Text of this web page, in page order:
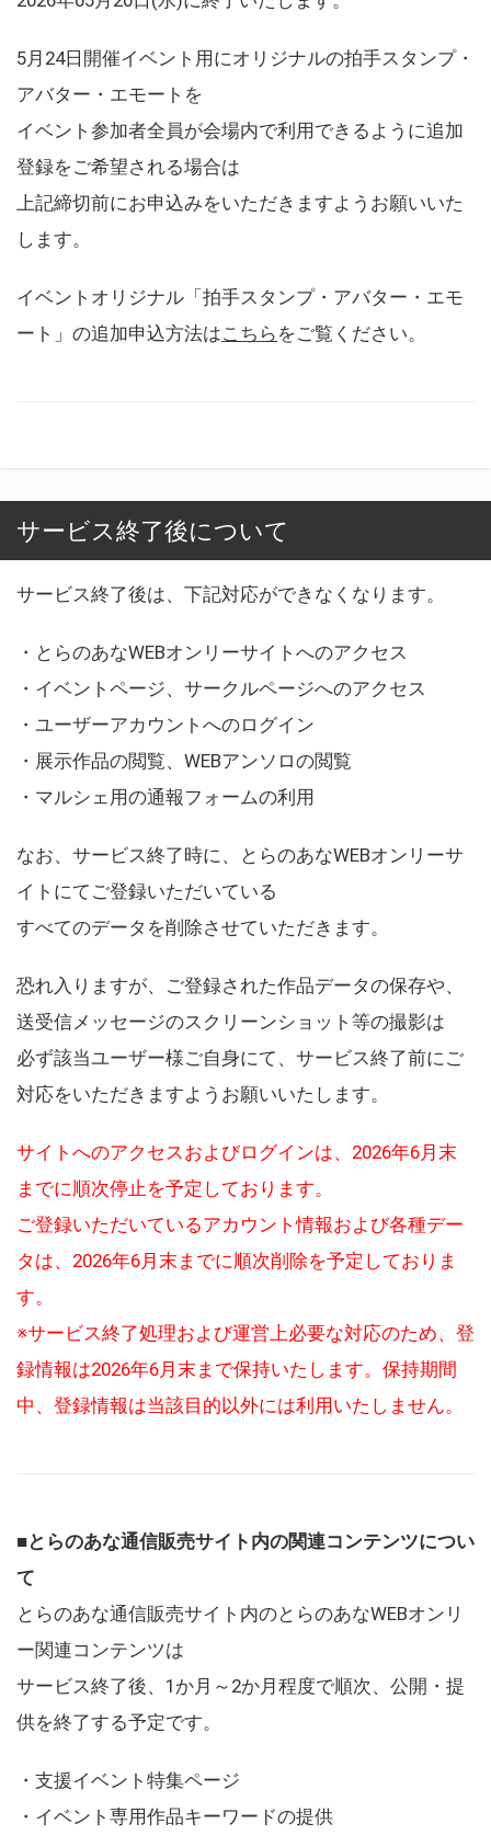
5月24日開催イベント用にオリジナルの拍手スタンプ・
アバター・エモートを
イベント参加者全員が会場内で利用できるように追加
登録をご希望される場合は
上記締切前にお申込みをいただきますようお願いいた
します。
イベントオリジナル「拍手スタンプ・アバター・エモ
ート」の追加申込方法はこちら をご覧ください。
サービス終了後について
サービス終了後は、下記対応ができなくなります。
・とらのあなWEBオンリーサイトへのアクセス
・イベントページ、サークルページへのアクセス
・ユーザーアカウントへのログイン
・展示作品の閲覧、WEBアンソロの閲覧
・マルシェ用の通報フォームの利用
なお、サービス終了時に、とらのあなWEBオンリーサ
イトにてご登録いただいている
すべてのデータを削除させていただきます。
恐れ入りますが、ご登録された作品データの保存や、
送受信メッセージのスクリーンショット等の撮影は
必ず該当ユーザー様ご自身にて、サービス終了前にご
対応をいただきますようお願いいたします。
サイトへのアクセスおよびログインは、2026年6月末
までに順次停止を予定しております。
ご登録いただいているアカウント情報および各種デー
タは、2026年6月末までに順次削除を予定しておりま
す。
※サービス終了処理および運営上必要な対応のため、登
録情報は2026年6月末まで保持いたします。保持期間
中、登録情報は当該目的以外には利用いたしません。
■とらのあな通信販売サイト内の関連コンテンツについ
て
とらのあな通信販売サイト内のとらのあなWEBオンリ
ー関連コンテンツは
サービス終了後、1か月～2か月程度で順次、公開・提
供を終了する予定です。
・支援イベント特集ページ
・イベント専用作品キーワードの提供